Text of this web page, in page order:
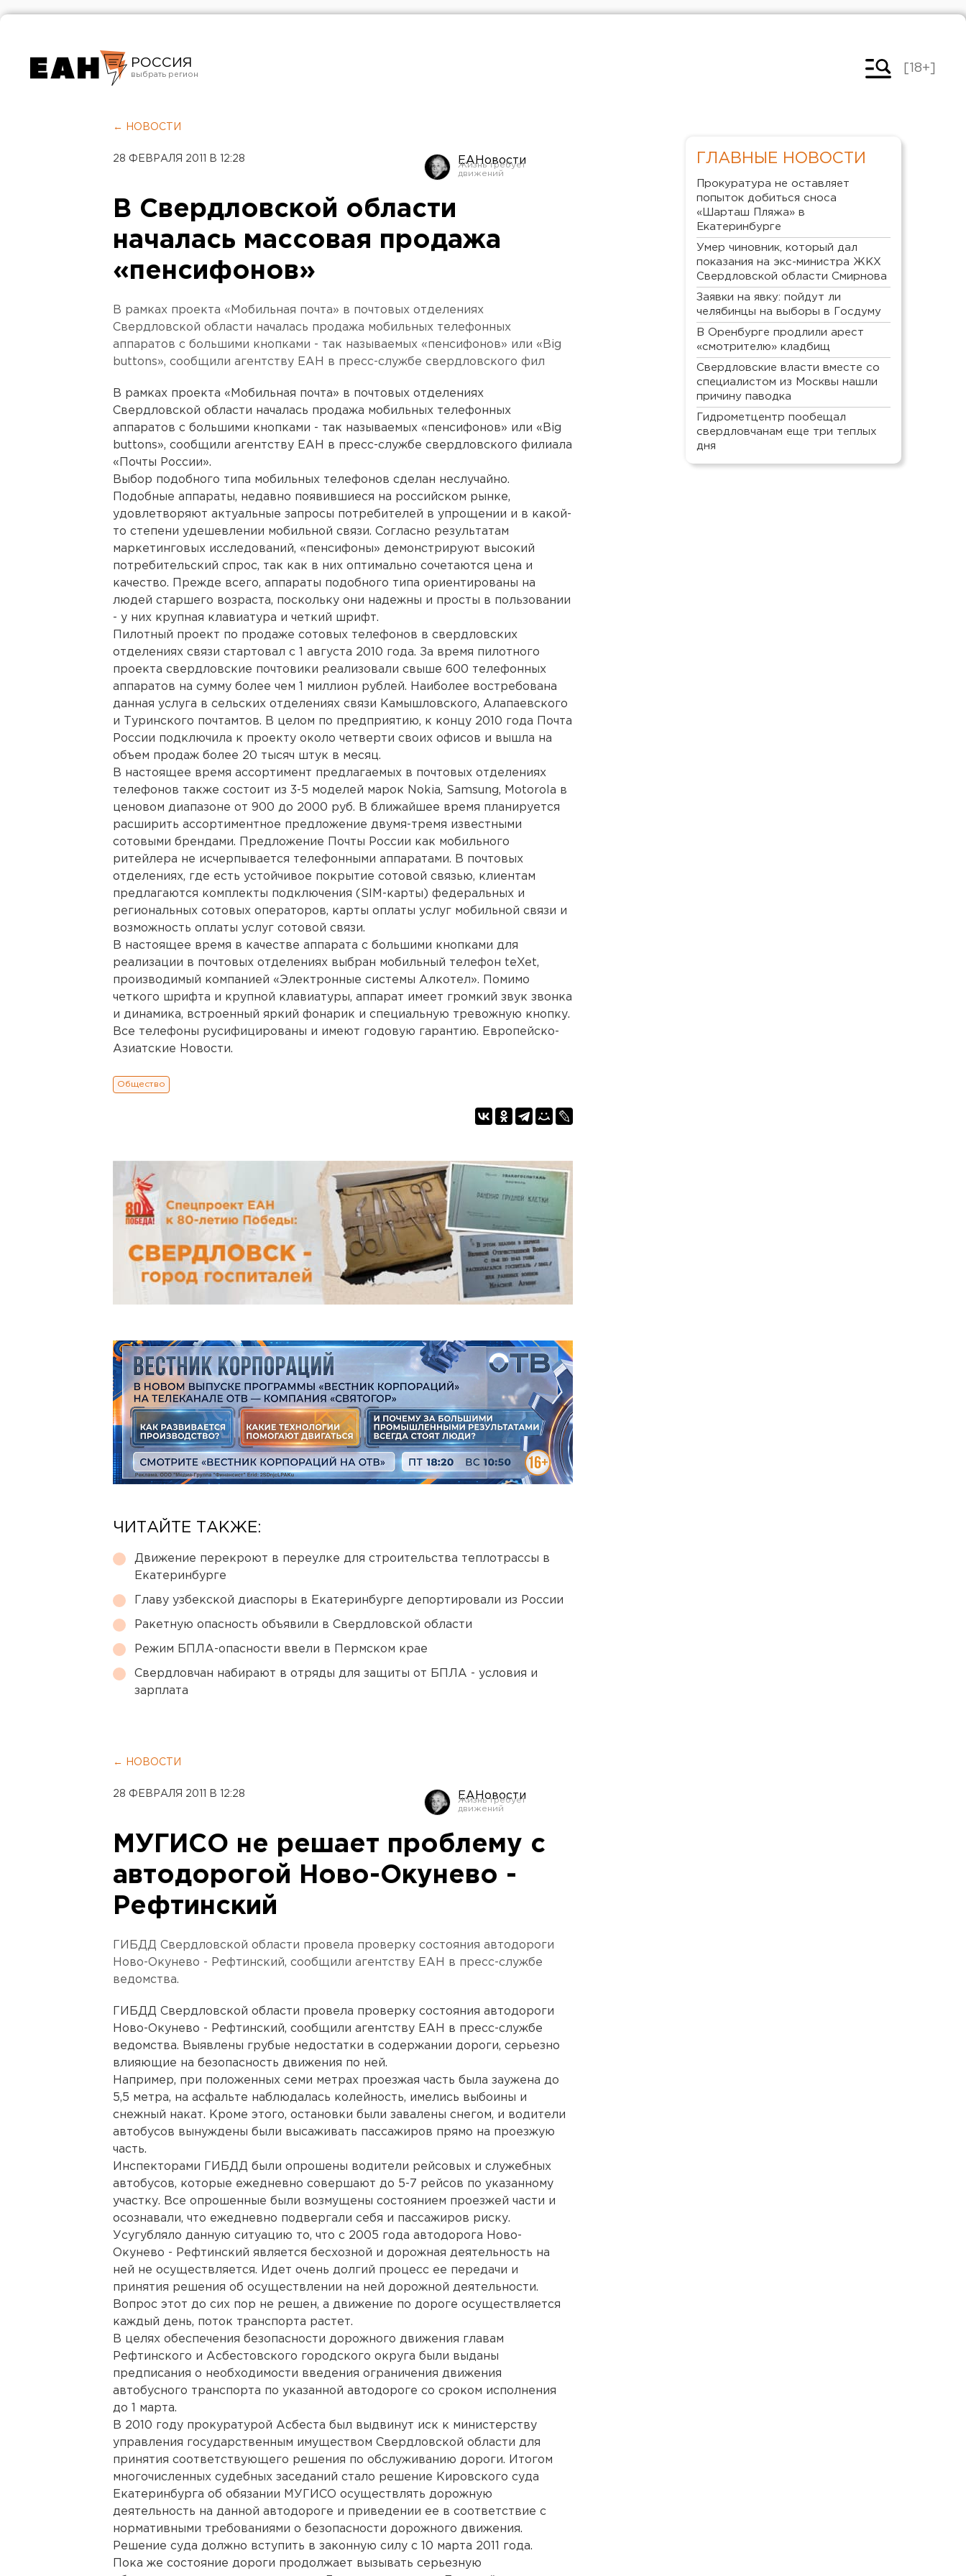
РОССИЯ
Челябинск
[18+]
← НОВОСТИ
28 ФЕВРАЛЯ 2011 В 12:28 ЕАНовости
В Свердловской области
началась массовая продажа
«пенсифонов»
В рамках проекта «Мобильная почта» в почтовых отделениях
Свердловской области началась продажа мобильных телефонных
аппаратов с большими кнопками - так называемых «пенсифонов» или «Big
buttons», сообщили агентству ЕАН в пресс-службе свердловского фил
В рамках проекта «Мобильная почта» в почтовых отделениях
Свердловской области началась продажа мобильных телефонных
аппаратов с большими кнопками - так называемых «пенсифонов» или «Big
buttons», сообщили агентству ЕАН в пресс-службе свердловского филиала
«Почты России».
Выбор подобного типа мобильных телефонов сделан неслучайно.
Подобные аппараты, недавно появившиеся на российском рынке,
удовлетворяют актуальные запросы потребителей в упрощении и в какой-
то степени удешевлении мобильной связи. Согласно результатам
маркетинговых исследований, «пенсифоны» демонстрируют высокий
потребительский спрос, так как в них оптимально сочетаются цена и
качество. Прежде всего, аппараты подобного типа ориентированы на
людей старшего возраста, поскольку они надежны и просты в пользовании
- у них крупная клавиатура и четкий шрифт.
Пилотный проект по продаже сотовых телефонов в свердловских
отделениях связи стартовал с 1 августа 2010 года. За время пилотного
проекта свердловские почтовики реализовали свыше 600 телефонных
аппаратов на сумму более чем 1 миллион рублей. Наиболее востребована
данная услуга в сельских отделениях связи Камышловского, Алапаевского
и Туринского почтамтов. В целом по предприятию, к концу 2010 года Почта
России подключила к проекту около четверти своих офисов и вышла на
объем продаж более 20 тысяч штук в месяц.
В настоящее время ассортимент предлагаемых в почтовых отделениях
телефонов также состоит из 3-5 моделей марок Nokia, Samsung, Motorola в
ценовом диапазоне от 900 до 2000 руб. В ближайшее время планируется
расширить ассортиментное предложение двумя-тремя известными
сотовыми брендами. Предложение Почты России как мобильного
ритейлера не исчерпывается телефонными аппаратами. В почтовых
отделениях, где есть устойчивое покрытие сотовой связью, клиентам
предлагаются комплекты подключения (SIM-карты) федеральных и
региональных сотовых операторов, карты оплаты услуг мобильной связи и
возможность оплаты услуг сотовой связи.
В настоящее время в качестве аппарата с большими кнопками для
реализации в почтовых отделениях выбран мобильный телефон teXet,
производимый компанией «Электронные системы Алкотел». Помимо
четкого шрифта и крупной клавиатуры, аппарат имеет громкий звук звонка
и динамика, встроенный яркий фонарик и специальную тревожную кнопку.
Все телефоны русифицированы и имеют годовую гарантию. Европейско-
Азиатские Новости.
Общество
ЧИТАЙТЕ ТАКЖЕ:
Движение перекроют в переулке для строительства теплотрассы в
Екатеринбурге
Главу узбекской диаспоры в Екатеринбурге депортировали из России
Ракетную опасность объявили в Свердловской области
Режим БПЛА-опасности ввели в Пермском крае
Свердловчан набирают в отряды для защиты от БПЛА - условия и
зарплата
← НОВОСТИ
28 ФЕВРАЛЯ 2011 В 12:28 ЕАНовости
МУГИСО не решает проблему с
автодорогой Ново-Окунево -
Рефтинский
ГИБДД Свердловской области провела проверку состояния автодороги
Ново-Окунево - Рефтинский, сообщили агентству ЕАН в пресс-службе
ведомства.
ГИБДД Свердловской области провела проверку состояния автодороги
Ново-Окунево - Рефтинский, сообщили агентству ЕАН в пресс-службе
ведомства. Выявлены грубые недостатки в содержании дороги, серьезно
влияющие на безопасность движения по ней.
Например, при положенных семи метрах проезжая часть была заужена до
5,5 метра, на асфальте наблюдалась колейность, имелись выбоины и
снежный накат. Кроме этого, остановки были завалены снегом, и водители
автобусов вынуждены были высаживать пассажиров прямо на проезжую
часть.
Инспекторами ГИБДД были опрошены водители рейсовых и служебных
автобусов, которые ежедневно совершают до 5-7 рейсов по указанному
участку. Все опрошенные были возмущены состоянием проезжей части и
осознавали, что ежедневно подвергали себя и пассажиров риску.
Усугубляло данную ситуацию то, что с 2005 года автодорога Ново-
Окунево - Рефтинский является бесхозной и дорожная деятельность на
ней не осуществляется. Идет очень долгий процесс ее передачи и
принятия решения об осуществлении на ней дорожной деятельности.
Вопрос этот до сих пор не решен, а движение по дороге осуществляется
каждый день, поток транспорта растет.
В целях обеспечения безопасности дорожного движения главам
Рефтинского и Асбестовского городского округа были выданы
предписания о необходимости введения ограничения движения
автобусного транспорта по указанной автодороге со сроком исполнения
до 1 марта.
В 2010 году прокуратурой Асбеста был выдвинут иск к министерству
управления государственным имуществом Свердловской области для
принятия соответствующего решения по обслуживанию дороги. Итогом
многочисленных судебных заседаний стало решение Кировского суда
Екатеринбурга об обязании МУГИСО осуществлять дорожную
деятельность на данной автодороге и приведении ее в соответствие с
нормативными требованиями о безопасности дорожного движения.
Решение суда должно вступить в законную силу с 10 марта 2011 года.
Пока же состояние дороги продолжает вызывать серьезную
ГЛАВНЫЕ НОВОСТИ
Прокуратура не оставляет
попыток добиться сноса
«Шарташ Пляжа» в
Екатеринбурге
Умер чиновник, который дал
показания на экс-министра ЖКХ
Свердловской области Смирнова
Заявки на явку: пойдут ли
челябинцы на выборы в Госдуму
В Оренбурге продлили арест
«смотрителю» кладбищ
Свердловские власти вместе со
специалистом из Москвы нашли
причину паводка
Гидрометцентр пообещал
свердловчанам еще три теплых
дня